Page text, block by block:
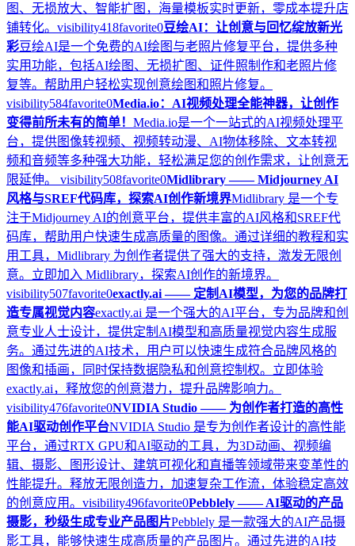
图、无损放大、智能扩图，海量模板实时更新，零成本提升店
铺转化。 visibility418favorite0豆绘AI：让创意与回忆绽放新光
彩豆绘AI是一个免费的AI绘图与老照片修复平台，提供多种
实用功能，包括AI绘图、无损扩图、证件照制作和老照片修
复等。帮助用户轻松实现创意绘图和照片修复。
visibility584favorite0Media.io：AI视频处理全能神器，让创作
变得前所未有的简单！ Media.io是一个一站式的AI视频处理平
台，提供图像转视频、视频转动漫、AI物体移除、文本转视
频和音频等多种强大功能，轻松满足您的创作需求，让创意无
限延伸。 visibility508favorite0Midlibrary —— Midjourney AI
风格与SREF代码库，探索AI创作新境界Midlibrary 是一个专
注于Midjourney AI的创意平台，提供丰富的AI风格和SREF代
码库，帮助用户快速生成高质量的图像。通过详细的教程和实
用工具，Midlibrary 为创作者提供了强大的支持，激发无限创
意。立即加入 Midlibrary，探索AI创作的新境界。
visibility507favorite0exactly.ai —— 定制AI模型，为您的品牌打
造专属视觉内容exactly.ai 是一个强大的AI平台，专为品牌和创
意专业人士设计，提供定制AI模型和高质量视觉内容生成服
务。通过先进的AI技术，用户可以快速生成符合品牌风格的
图像和插画，同时保持数据隐私和创意控制权。立即体验
exactly.ai，释放您的创意潜力，提升品牌影响力。
visibility476favorite0NVIDIA Studio —— 为创作者打造的高性
能AI驱动创作平台NVIDIA Studio 是专为创作者设计的高性能
平台，通过RTX GPU和AI驱动的工具，为3D动画、视频编
辑、摄影、图形设计、建筑可视化和直播等领域带来变革性的
性能提升。释放无限创造力，加速复杂工作流，体验稳定高效
的创意应用。 visibility496favorite0Pebblely —— AI驱动的产品
摄影，秒级生成专业产品图片Pebblely 是一款强大的AI产品摄
影工具，能够快速生成高质量的产品图片。通过先进的AI技